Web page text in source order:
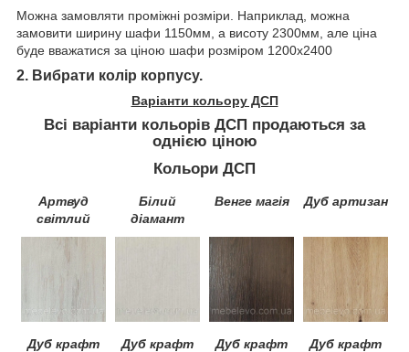
Можна замовляти проміжні розміри. Наприклад, можна
замовити ширину шафи 1150мм, а висоту 2300мм, але ціна
буде вважатися за ціною шафи розміром 1200х2400
2. Вибрати колір корпусу.
Варіанти кольору ДСП
Всі варіанти кольорів ДСП продаються за
однією ціною
Кольори ДСП
Артвуд
світлий
Білий
діамант
Венге магія Дуб артизан
Дуб крафт
Дуб крафт
Дуб крафт
Дуб крафт